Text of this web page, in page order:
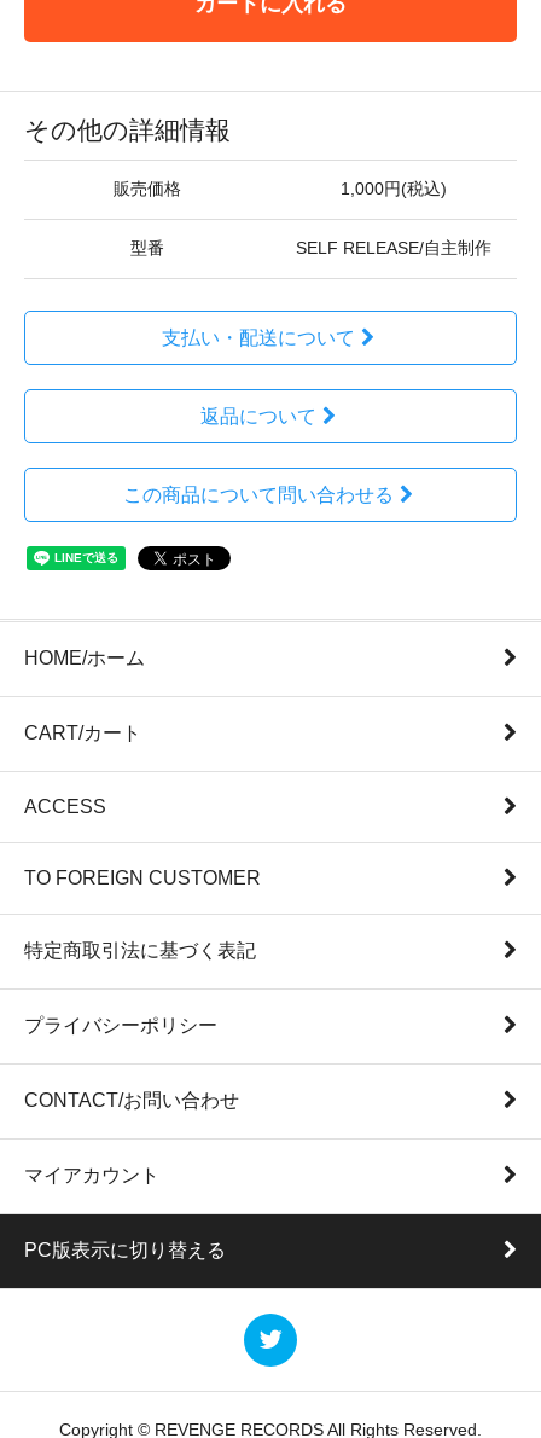
その他の詳細情報
販売価格 1,000円(税込)
型番 SELF RELEASE/自主制作
支払い・配送について
返品について
この商品について問い合わせる
HOME/ホーム
CART/カート
ACCESS
TO FOREIGN CUSTOMER
特定商取引法に基づく表記
プライバシーポリシー
CONTACT/お問い合わせ
マイアカウント
PC版表示に切り替える
Copyright © REVENGE RECORDS All Rights Reserved.